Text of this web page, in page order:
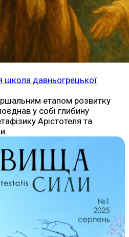
школа давньогрецької
етапом розвитку
у собі глибину
Арістотеля та